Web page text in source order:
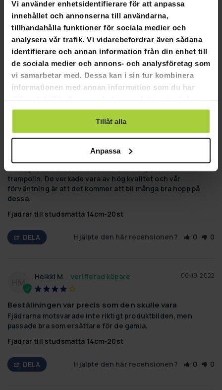
Vi använder enhetsidentifierare för att anpassa
innehållet och annonserna till användarna,
tillhandahålla funktioner för sociala medier och
analysera vår trafik. Vi vidarebefordrar även sådana
identifierare och annan information från din enhet till
de sociala medier och annons- och analysföretag som
vi samarbetar med. Dessa kan i sin tur kombinera
informationen med annan information som du har
använt deras tjänster.
Tillåt alla
Anpassa
Fick först ingen leverans. Kunde inte vänta så jag
annullerade vilket jag fick bekräftelse på. Fick leverans
ändå efter 5 veckor. Hjälp!
Fjädrar till studsmatta 14cm-20st
Hjälpte den här recensionen? 0
07-27-2022
Carita G.
Trampolinfjädrar
Beställningen levererades enligt utlovad tidtabell och
trampolin. De verkade vara av hög kvalitet och vår
förväntning är att det kommer att bli många bra hopp på
dessa.
Fjädrar till studsmatta 14cm-20st
DELA Hjälpte den här recensionen? 0 0
HM
06-19-2022
Heikki M.
Beställningen var precis som den skulle vara
Fjädrarna motsvarade inte riktigt produktbilden, men
passade bra som ersättare för de gamla.
Fjädrar till studsmatta 14cm-20st
DELA Hjälpte den här recensionen? 0 0